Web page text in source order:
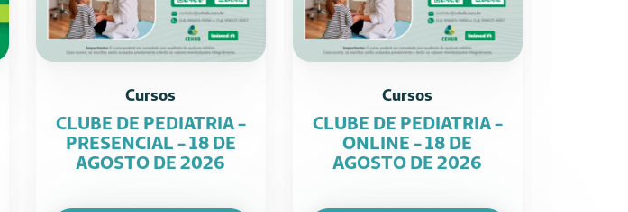
Cursos
CLUBE DE PEDIATRIA -
PRESENCIAL - 18 DE
AGOSTO DE 2026
Cursos
CLUBE DE PEDIATRIA -
ONLINE - 18 DE
AGOSTO DE 2026